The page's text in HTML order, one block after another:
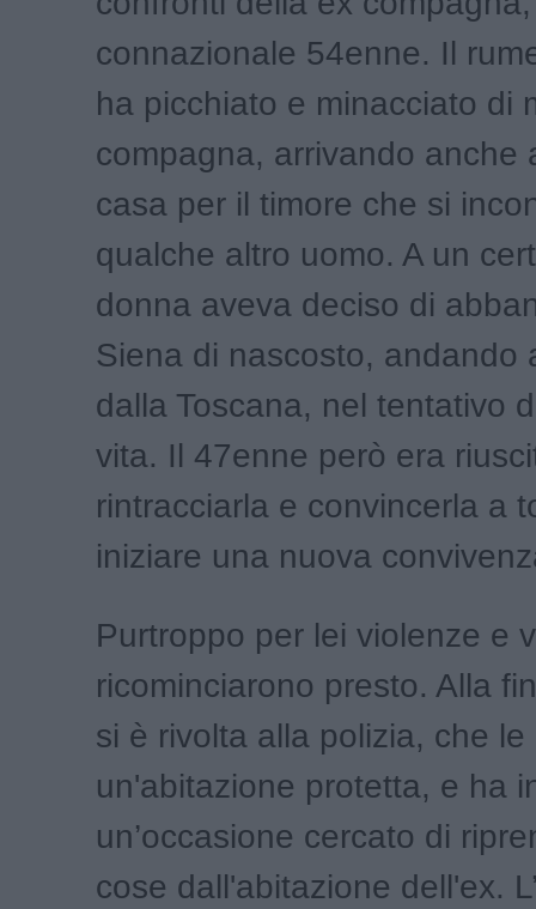
connazionale 54enne. Il
ha picchiato e minacciato di
compagna, arrivando anche
casa per il timore che si
qualche altro uomo. A un
donna aveva deciso di
Siena di nascosto, andando
dalla Toscana, nel tentativo
vita. Il 47enne però era
rintracciarla e convincerla a
iniziare una nuova
Purtroppo per lei violenze e
ricominciarono presto. Alla
si è rivolta alla polizia, che
un'abitazione protetta, e ha
un’occasione cercato di
cose dall'abitazione dell'ex.